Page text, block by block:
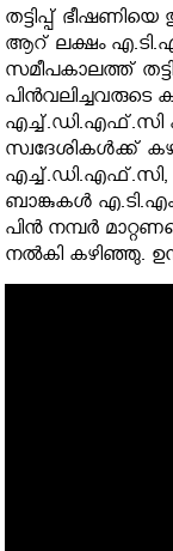
തട്ടിപ്പ്
ആറ് ലക്ഷം
സമീപകാലത്ത്
എച്ച്.ഡി.എഫ്.സി
സ്വദേശികള്‍ക്ക്
ബാങ്കുകള്‍ എ.ടി.എം
പിന്‍ നമ്പര്‍
നല്‍കി കഴിഞ്ഞു.